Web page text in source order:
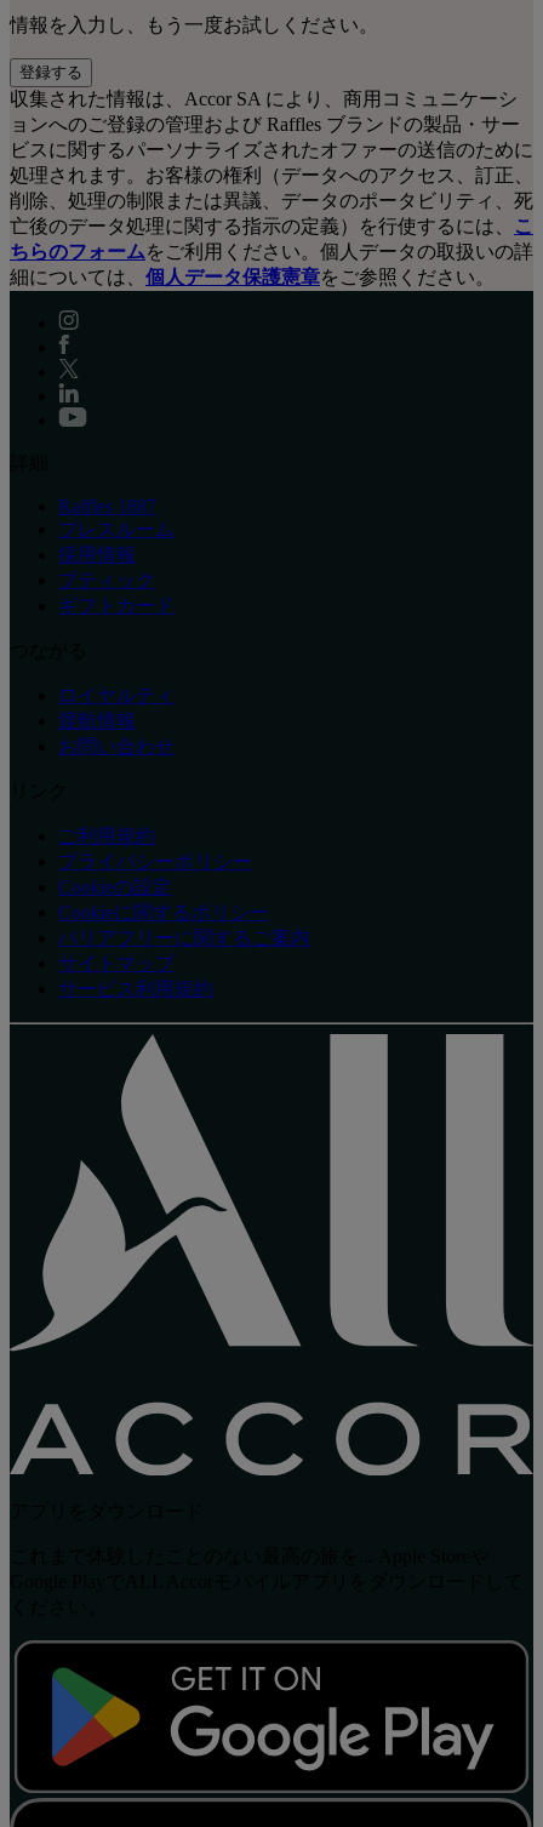
情報を入力し、もう一度お試しください。
登録する
収集された情報は、Accor SA により、商用コミュニケーシ
ョンへのご登録の管理および Raffles ブランドの製品・サー
ビスに関するパーソナライズされたオファーの送信のために
処理されます。お客様の権利（データへのアクセス、訂正、
削除、処理の制限または異議、データのポータビリティ、死
亡後のデータ処理に関する指示の定義）を行使するには、
こ
ちらのフォームをご利用ください。個人データの取扱いの詳
細については、 個人データ保護憲章をご参照ください。
Raffles 1887
プレスルーム
採用情報
ブティック
ギフトカード
ロイヤルティ
渡航情報
お問い合わせ
ご利用規約
プライバシーポリシー
Cookieの設定
Cookieに関するポリシー
バリアフリーに関するご案内
サイトマップ
サービス利用規約